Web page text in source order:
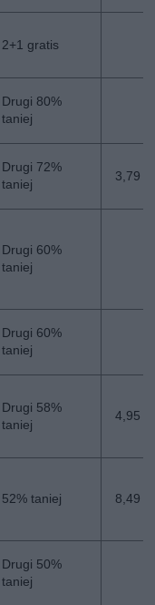
2+1 gratis
Drugi 80%
taniej
Drugi 72%
taniej
3,79
Drugi 60%
taniej
Drugi 60%
taniej
Drugi 58%
taniej
4,95
52% taniej 8,49 zł
Drugi 50%
taniej